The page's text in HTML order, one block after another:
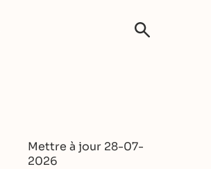
Mettre à jour 28-07-
2026